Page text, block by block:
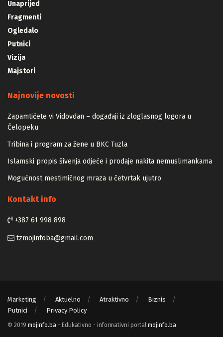
Unaprijed
Fragmenti
Ogledalo
Putnici
Vizija
Majstori
Najnovije novosti
Zapamtićete vi Vidovdan – događaji iz zloglasnog logora u
Čelopeku
Tribina i program za žene u BKC Tuzla
Islamski propis šivenja odjeće i prodaje nakita nemuslimankama
Mogućnost mestimičnog mraza u četvrtak ujutro
Kontakt info
+387 61 998 898
tzmojinfoba@gmail.com
Marketing Aktuelno Atraktivno
Biznis
Putnici
Privacy Policy
© 2019 mojinfo.ba - Edukativno - informativni portal mojinfo.ba.